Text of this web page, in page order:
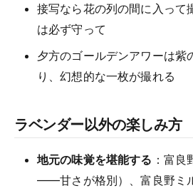
接写なら花の列の間に入っ
は必ず守って
夕方のゴールデンアワーは紫
り、幻想的な一枚が撮れる
ラベンダー以外の楽しみ方
地元の味覚を堪能する ：富
——甘さが格別）、富良野ミ